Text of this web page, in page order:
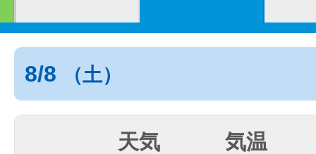
8/8 （土）
天気 気温